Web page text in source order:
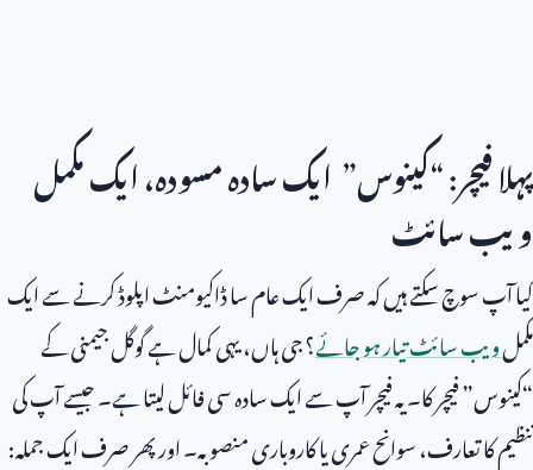
پہلا فیچر: “کینوس” ایک سادہ مسودہ، ایک مکمل
ویب سائٹ
کیا آپ سوچ سکتے ہیں کہ صرف ایک عام سا ڈاکیومنٹ اپلوڈ کرنے سے ایک
مکملویب سائٹ تیار ہو جائے؟ جی ہاں، یہی کمال ہے گوگل جیمنی کے
“کینوس” فیچر کا۔ یہ فیچر آپ سے ایک سادہ سی فائل لیتا ہے۔ جیسے آپ کی
تنظیم کا تعارف، سوانح عمری یا کاروباری منصوبہ۔ اور پھر صرف ایک جملہ: